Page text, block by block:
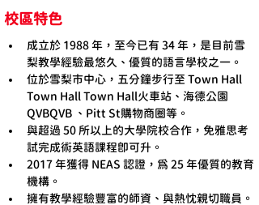
校區特色
成立於 1988 年，至今已有 34 年，是目前雪
梨教學經驗最悠久、優質的語言學校之一。
位於雪梨市中心，五分鐘步行至 Town Hall
Town Hall Town Hall火車站、海德公園
QVBQVB 、Pitt St購物商圈等。
與超過 50 所以上的大學院校合作，免雅思考
試完成術英語課程即可升。
2017 年獲得 NEAS 認證，為 25 年優質的教育
機構。
擁有教學經驗豐富的師資、與熱忱親切職員。